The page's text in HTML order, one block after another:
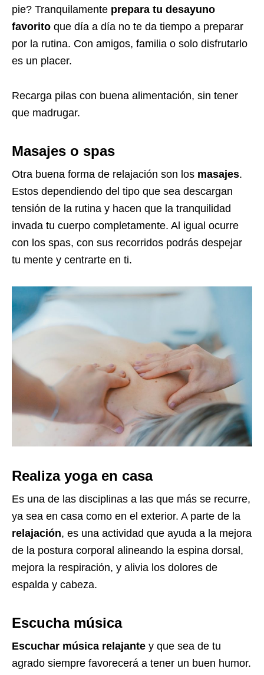
pie? Tranquilamente prepara tu desayuno
favorito que día a día no te da tiempo a preparar
por la rutina. Con amigos, familia o solo disfrutarlo
es un placer.
Recarga pilas con buena alimentación, sin tener
que madrugar.
Masajes o spas
Otra buena forma de relajación son los masajes.
Estos dependiendo del tipo que sea descargan
tensión de la rutina y hacen que la tranquilidad
invada tu cuerpo completamente. Al igual ocurre
con los spas, con sus recorridos podrás despejar
tu mente y centrarte en ti.
Realiza yoga en casa
Es una de las disciplinas a las que más se recurre,
ya sea en casa como en el exterior. A parte de la
relajación, es una actividad que ayuda a la mejora
de la postura corporal alineando la espina dorsal,
mejora la respiración, y alivia los dolores de
espalda y cabeza.
Escucha música
Escuchar música relajante y que sea de tu
agrado siempre favorecerá a tener un buen humor.